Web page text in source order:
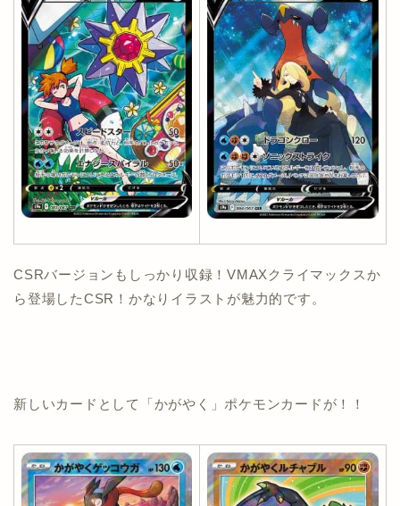
CSRバージョンもしっかり収録！VMAXクライマックスか
ら登場したCSR！かなりイラストが魅力的です。
新しいカードとして「かがやく」ポケモンカードが！！